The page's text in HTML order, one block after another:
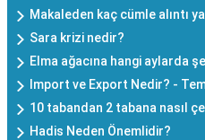
Makaleden kaç cümle alıntı
Sara krizi nedir?
Elma ağacına hangi aylarda
Import ve Export Nedir? -
10 tabandan 2 tabana nasıl
Hadis Neden Önemlidir?